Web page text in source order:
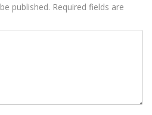
published. Required fields are